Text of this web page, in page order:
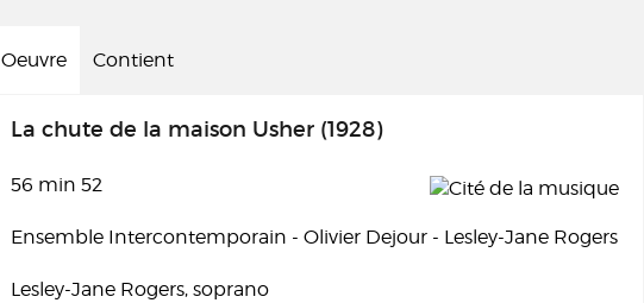
Oeuvre Contient
La chute de la maison Usher (1928)
56 min 52
Ensemble Intercontemporain - Olivier Dejour - Lesley-Jane Rogers
Lesley-Jane Rogers, soprano